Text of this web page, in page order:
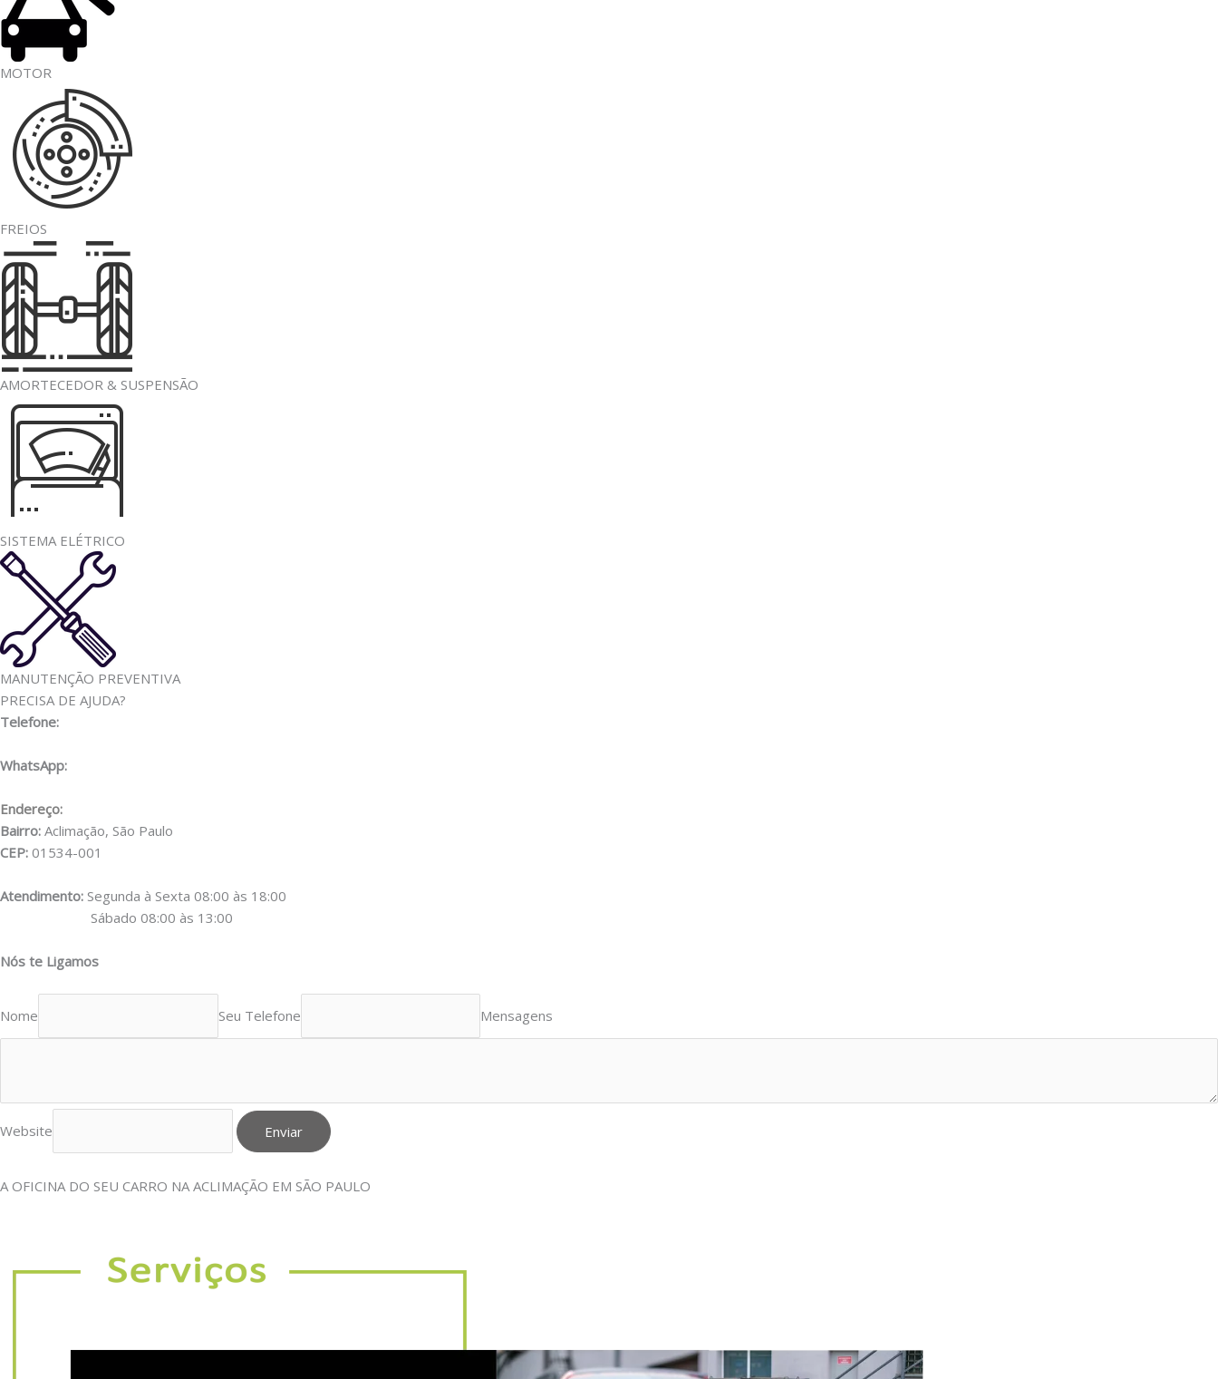
MOTOR
FREIOS
AMORTECEDOR & SUSPENSÃO
SISTEMA ELÉTRICO
MANUTENÇÃO PREVENTIVA
PRECISA DE AJUDA?
Telefone:
WhatsApp:
Endereço:
Bairro: Aclimação, São Paulo
CEP: 01534-001
Atendimento: Segunda à Sexta 08:00 às 18:00
Sábado 08:00 às 13:00
Nós te Ligamos
Nome Seu Telefone Mensagens
Website Enviar
A OFICINA DO SEU CARRO NA ACLIMAÇÃO EM SÃO PAULO